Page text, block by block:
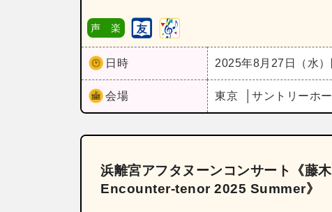
声 楽
日時 2025年8月27日（水）
会場 東京 サントリーホ
浜離宮アフタヌーンコンサート《藤
Encounter‐tenor 2025 Summer》